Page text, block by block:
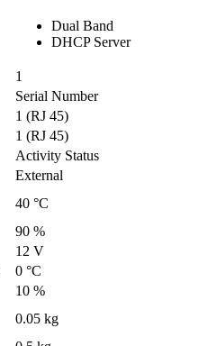
Dual Band
DHCP Server
1
Serial Number
1 (RJ 45)
1 (RJ 45)
Activity Status
External
40 °C
90 %
12 V
0 °C
10 %
0.05 kg